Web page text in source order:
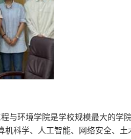
与环境学院是学校规模最大的学
科学、人工智能、网络安全、土